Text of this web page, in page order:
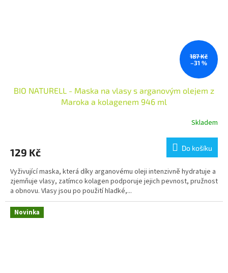
187 Kč
–31 %
BIO NATURELL - Maska na vlasy s arganovým olejem z
Maroka a kolagenem 946 ml
Skladem
129 Kč Do košíku
Vyživující maska, která díky arganovému oleji intenzivně hydratuje a
zjemňuje vlasy, zatímco kolagen podporuje jejich pevnost, pružnost
a obnovu. Vlasy jsou po použití hladké,...
Novinka